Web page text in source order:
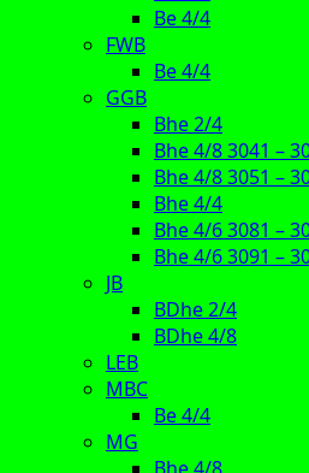
Be 4/4
FWB
Be 4/4
GGB
Bhe 2/4
Bhe 4/8 3041 –
Bhe 4/8 3051 –
Bhe 4/4
Bhe 4/6 3081 –
Bhe 4/6 3091 –
JB
BDhe 2/4
BDhe 4/8
LEB
MBC
Be 4/4
MG